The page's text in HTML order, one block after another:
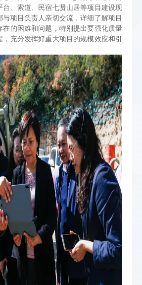
台、索道、民宿七贤山居等项目建设现
项目负责人亲切交流，详细了解项目
在的困难和问题，特别提出要强化质量
充分发挥好重大项目的规模效应和引